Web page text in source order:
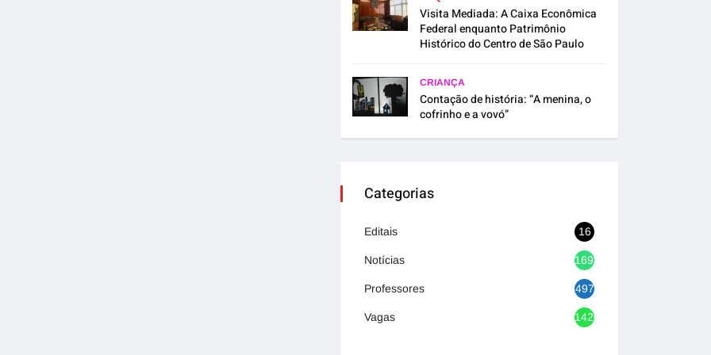
Visita Mediada: A Caixa Econômica
Federal enquanto Patrimônio
Histórico do Centro de São Paulo
CRIANÇA
Contação de história: “A menina, o
cofrinho e a vovó”
Categorias
Editais 16
Notícias 1692
Professores 497
Vagas 1420